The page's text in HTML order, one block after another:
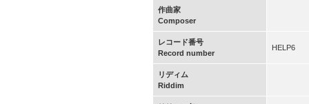
作曲家
Composer
レコード番号
Record number
HELP6
リディム
Riddim